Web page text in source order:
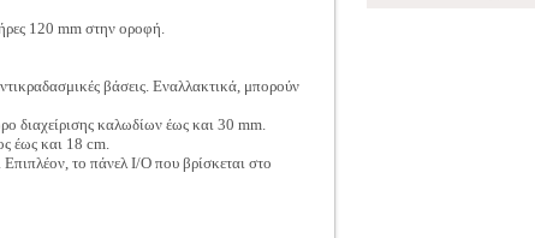
120 mm στην οροφή.
βάσεις. Εναλλακτικά, μπορούν
διαχείρισης καλωδίων έως και 30 mm.
έως και 18 cm.
το πάνελ I/O που βρίσκεται στο